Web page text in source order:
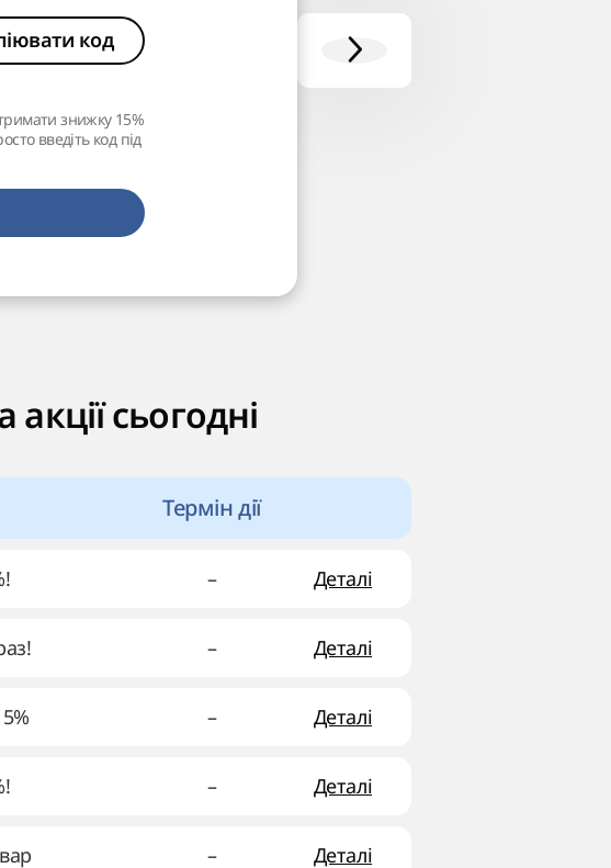
код
знижку 15%
введіть код під
сьогодні
Термін дії
– Деталі
– Деталі
– Деталі
– Деталі
– Деталі